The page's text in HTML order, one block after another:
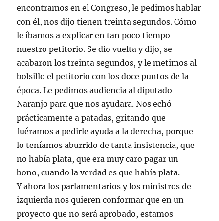
encontramos en el Congreso, le pedimos hablar
con él, nos dijo tienen treinta segundos. Cómo
le íbamos a explicar en tan poco tiempo
nuestro petitorio. Se dio vuelta y dijo, se
acabaron los treinta segundos, y le metimos al
bolsillo el petitorio con los doce puntos de la
época. Le pedimos audiencia al diputado
Naranjo para que nos ayudara. Nos echó
prácticamente a patadas, gritando que
fuéramos a pedirle ayuda a la derecha, porque
lo teníamos aburrido de tanta insistencia, que
no había plata, que era muy caro pagar un
bono, cuando la verdad es que había plata.
Y ahora los parlamentarios y los ministros de
izquierda nos quieren conformar que en un
proyecto que no será aprobado, estamos